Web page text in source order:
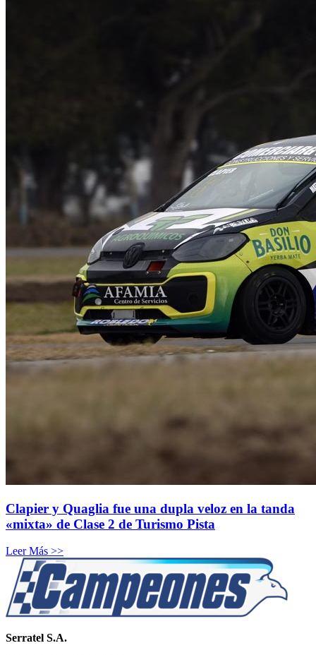
Clapier y Quaglia fue una dupla veloz en la tanda
«mixta» de Clase 2 de Turismo Pista
Leer Más >>
Serratel S.A.